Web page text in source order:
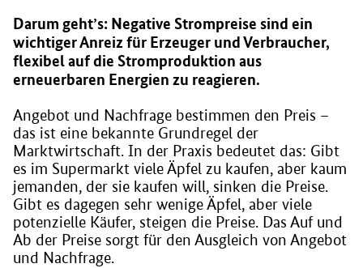
Darum geht’s: Negative Strompreise sind ein
wichtiger Anreiz für Erzeuger und Verbraucher,
flexibel auf die Stromproduktion aus
erneuerbaren Energien zu reagieren.
Angebot und Nachfrage bestimmen den Preis –
das ist eine bekannte Grundregel der
Marktwirtschaft. In der Praxis bedeutet das: Gibt
es im Supermarkt viele Äpfel zu kaufen, aber kaum
jemanden, der sie kaufen will, sinken die Preise.
Gibt es dagegen sehr wenige Äpfel, aber viele
potenzielle Käufer, steigen die Preise. Das Auf und
Ab der Preise sorgt für den Ausgleich von Angebot
und Nachfrage.